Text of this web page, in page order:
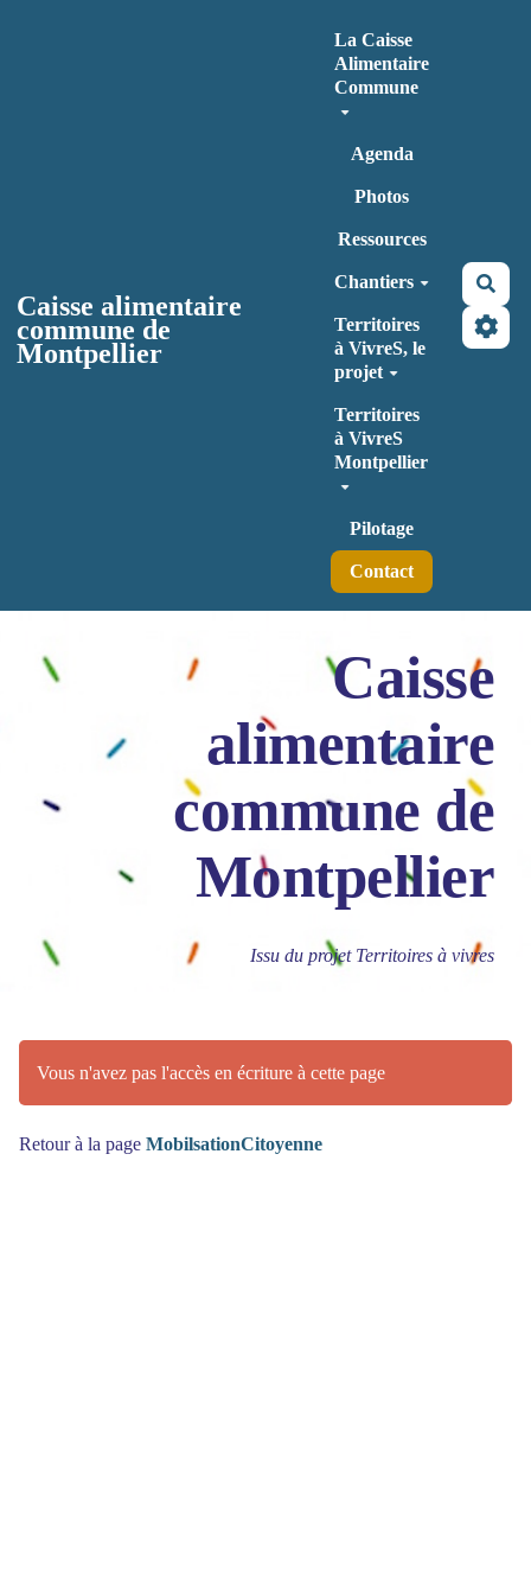
Caisse alimentaire
commune de
Montpellier
La Caisse
Alimentaire
Commune
Agenda
Photos
Ressources
Chantiers
Territoires
à VivreS, le
projet
Territoires
à VivreS
Montpellier
Pilotage
Contact
Caisse
alimentaire
commune de
Montpellier
Issu du projet Territoires à vivres
Vous n'avez pas l'accès en écriture à cette page
Retour à la page MobilsationCitoyenne